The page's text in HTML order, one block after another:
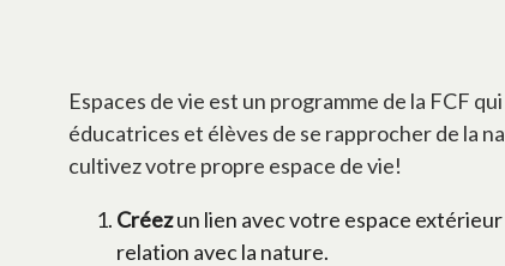
Espaces de vie est un programme de la FCF
éducatrices et élèves de se rapprocher de la
cultivez votre propre espace de vie!
Créezun lien avec votre espace
relation avec la nature.